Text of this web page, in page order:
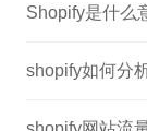
Shopify是什么
shopify如何分